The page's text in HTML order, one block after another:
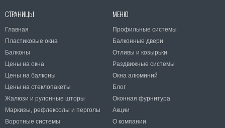
СТРАНИЦЫ
Главная
Пластиковые окна
Балконы
Цены на окна
Цены на балконы
Цены на стеклопакеты
Жалюзи и рулонные шторы
Маркизы, рефлексолы и перголы
Воротные системы
МЕНЮ
Профильные системы
Балконные двери
Отливы и козырьки
Раздвижные системы
Окна алюминий
Блог
Оконная фурнитура
Акции
О компании